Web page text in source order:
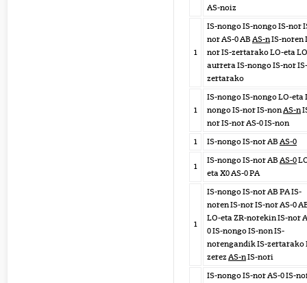
AS-noiz
1
IS-nongo IS-nongo IS-nor
nor AS-0 AB AS-nIS-noren
nor IS-zertarako LO-eta
aurrera IS-nongo IS-nor IS-
zertarako
1
IS-nongo IS-nongo LO-eta
nongo IS-nor IS-nonAS-n
nor IS-nor AS-0 IS-non
1
IS-nongo IS-nor AB AS-0
1
IS-nongo IS-nor AB AS-0
eta X0 AS-0 PA
1
IS-nongo IS-nor AB PA IS-
noren IS-nor IS-nor AS-0
LO-eta ZR-norekin IS-nor
0 IS-nongo IS-non IS-
norengandik IS-zertarako
zerez AS-nIS-nori
IS-nongo IS-nor AS-0 IS-